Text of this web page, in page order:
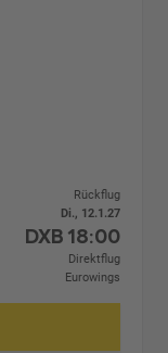
Rückflug
Di., 12.1.27
DXB 18:00
Direktflug
Eurowings